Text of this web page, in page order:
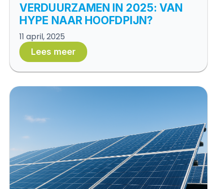
VERDUURZAMEN IN 2025: VAN
HYPE NAAR HOOFDPIJN?
11 april, 2025
Lees meer